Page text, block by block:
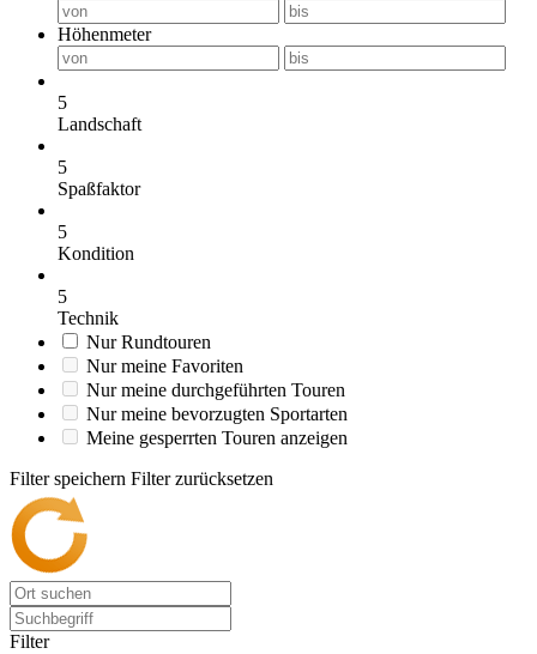
Höhenmeter
5
Landschaft
5
Spaßfaktor
5
Kondition
5
Technik
Nur Rundtouren
Nur meine Favoriten
Nur meine durchgeführten Touren
Nur meine bevorzugten Sportarten
Meine gesperrten Touren anzeigen
Filter speichern Filter zurücksetzen
Filter